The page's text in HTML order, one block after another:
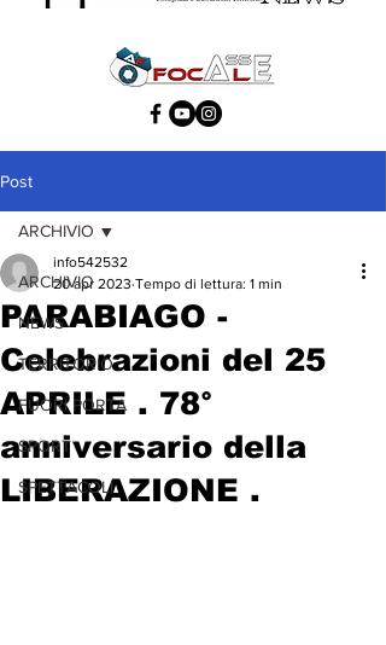
Post
ARCHIVIO
NEWS
TERRITORIO
FUORI PORTA
SPORT
SPETTACOLI
ARCHIVIO
PARABIAGO -
Celebrazioni del 25
APRILE . 78°
anniversario della
LIBERAZIONE .
info542532
20 apr 2023 Tempo di lettura: 1 min